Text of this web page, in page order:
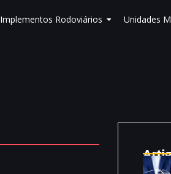
Implementos Rodoviários Unidades